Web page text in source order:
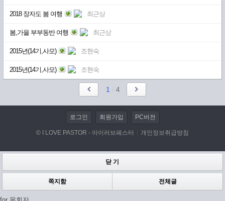
2018 장자도 봄 여행 최근상
봄,가을 부부동반 여행 최근상
2015년(14기,사모) 조현숙
2015년(14기,사모) 조현숙
1 4
로그인 회원가입 PC버전
© I LOVE PASTOR - 아이러브페스터 개인정보취급방침
닫 기
쪽지함 전체글